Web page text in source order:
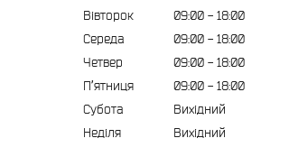
Вівторок
09:00
18:00
Середа
09:00
18:00
Четвер
09:00
18:00
Пʼятниця
09:00
18:00
Субота
Вихідний
Неділя
Вихідний